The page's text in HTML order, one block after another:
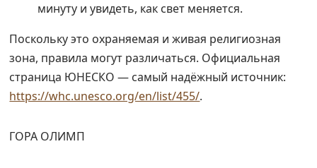
минуту и увидеть, как свет меняется.
Поскольку это охраняемая и живая религиозная
зона, правила могут различаться. Официальная
страница ЮНЕСКО — самый надёжный источник:
https://whc.unesco.org/en/list/455/.
ГОРА ОЛИМП